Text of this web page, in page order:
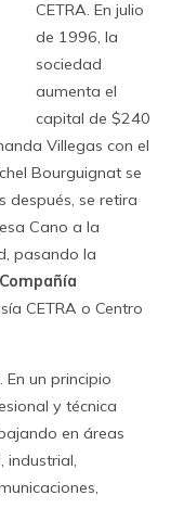
sobre todo
de otros, y así
chiste”,
la coordinadora
encontramos con
que consistía
y conseguir en el
no quisiera pelear
sindicatos por
una directiva
nacional
colectiva
para sacarle a la
Si tienes
en realidad
real, sin